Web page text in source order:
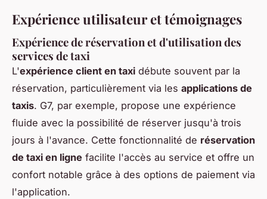
Expérience utilisateur et témoignages
Expérience de réservation et d'utilisation des
services de taxi
L'expérience client en taxi débute souvent par la
réservation, particulièrement via les applications de
taxis. G7, par exemple, propose une expérience
fluide avec la possibilité de réserver jusqu'à trois
jours à l'avance. Cette fonctionnalité de réservation
de taxi en ligne facilite l'accès au service et offre un
confort notable grâce à des options de paiement via
l'application.